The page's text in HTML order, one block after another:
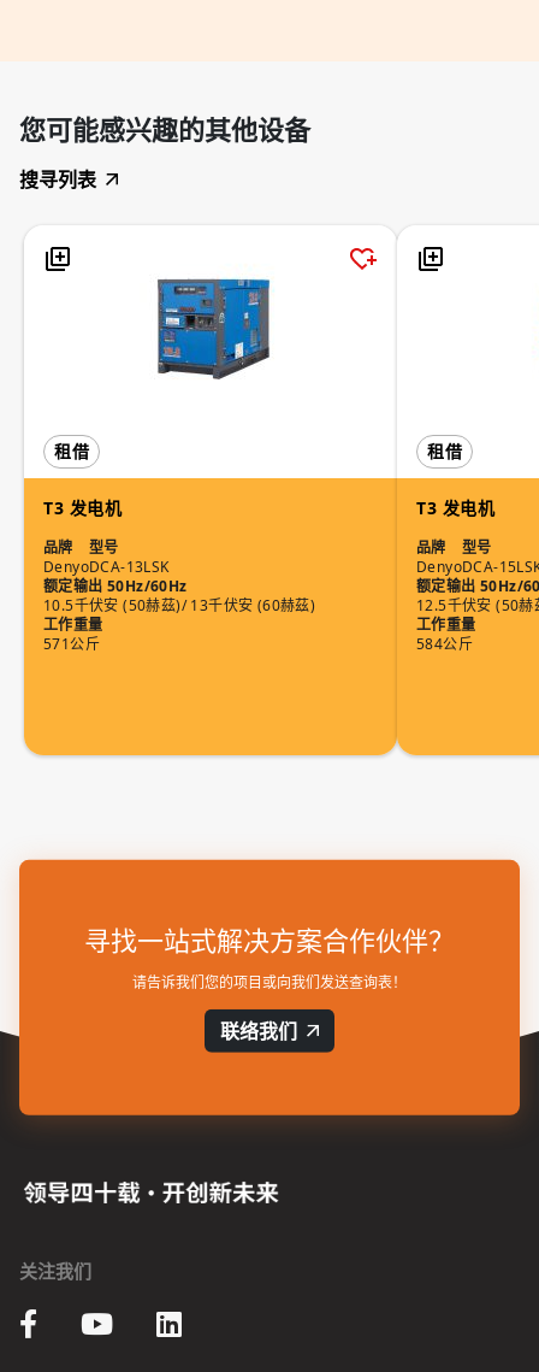
您可能感兴趣的其他设备
搜寻列表
租借
T3 发电机
品牌
Denyo
型号
DCA-13LSK
额定输出 50Hz/60Hz
10.5千伏安 (50赫茲)/ 13千伏安 (60赫茲)
工作重量
571公斤
租借
T3 发电机
品牌
Denyo
型号
DCA-
额定输出 50Hz/
12.5千伏安 (50
工作重量
584公斤
寻找一站式解决方案合作伙伴？
请告诉我们您的项目或向我们发送查询表！
联络我们
关注我们